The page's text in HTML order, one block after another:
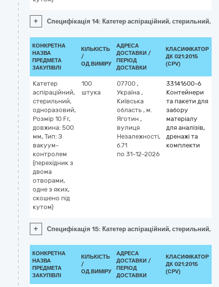
+ Специфікація 14: Катетер аспіраційний,
КОНКРЕТНА
НАЗВА
ПРЕДМЕТА
ЗАКУПІВЛІ
КІЛЬКІСТЬ
/
ОД.ВИМІРУ
АДРЕСА
ДОСТАВКИ /
ПЕРІОД
ДОСТАВКИ
КЛАСИФІКАТОР
ДК 021:2015
(CPV)
Катетер
аспіраційний,
стерильний,
одноразовий,
Розмір 10 Fr,
довжина: 500
мм, Тип: З
вакуум-
контролем
(перехідник з
двома
отворами,
одне з яких,
скошено під
кутом)
100
штука
07700 ,
Україна ,
Київська
область , м.
Яготин ,
вулиця
Незалежності,
б.71
по 31-12-2026
33141600-6
Контейнери
та пакети для
забору
матеріалу
для аналізів,
дренажі та
комплекти
+ Специфікація 15: Катетер аспіраційний,
КОНКРЕТНА
НАЗВА
ПРЕДМЕТА
ЗАКУПІВЛІ
КІЛЬКІСТЬ
/
ОД.ВИМІРУ
АДРЕСА
ДОСТАВКИ /
ПЕРІОД
ДОСТАВКИ
КЛАСИФІКАТОР
ДК 021:2015
(CPV)